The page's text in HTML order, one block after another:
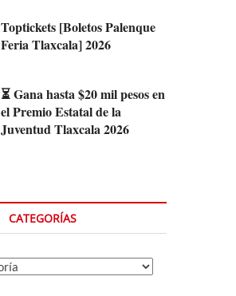
Toptickets [Boletos Palenque
Feria Tlaxcala] 2026
⏳ Gana hasta $20 mil pesos en
el Premio Estatal de la
Juventud Tlaxcala 2026
CATEGORÍAS